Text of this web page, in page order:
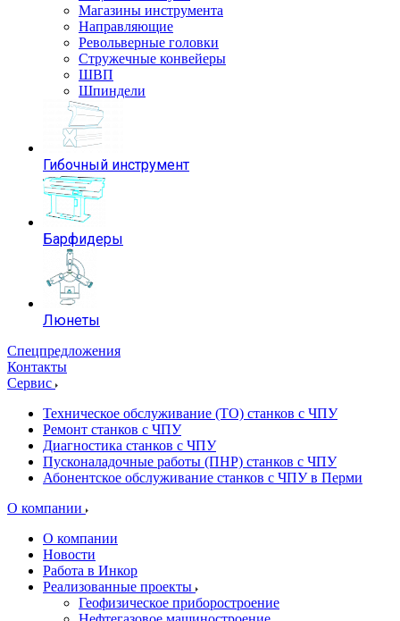
Магазины инструмента
Направляющие
Револьверные головки
Стружечные конвейеры
ШВП
Шпиндели
Гибочный инструмент
Барфидеры
Люнеты
Спецпредложения
Контакты
Сервис
Техническое обслуживание (ТО) станков с ЧПУ
Ремонт станков с ЧПУ
Диагностика станков с ЧПУ
Пусконаладочные работы (ПНР) станков с ЧПУ
Абонентское обслуживание станков с ЧПУ в Перми
О компании
О компании
Новости
Работа в Инкор
Реализованные проекты
Геофизическое приборостроение